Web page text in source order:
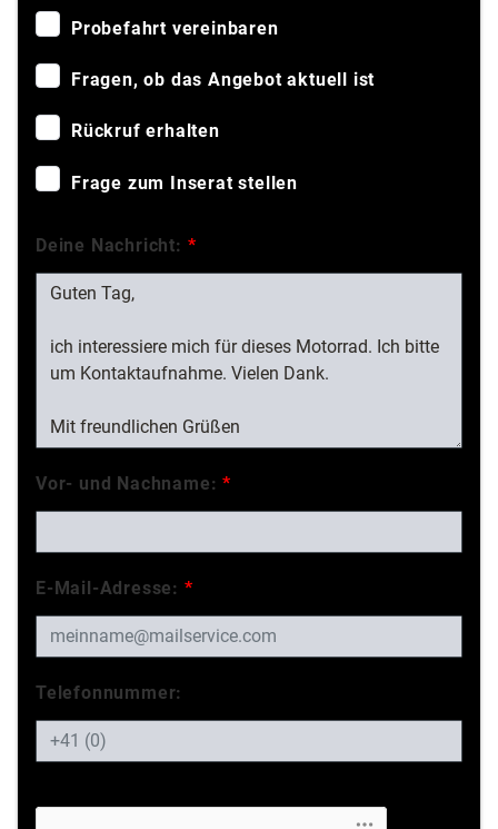
Probefahrt vereinbaren
Fragen, ob das Angebot aktuell ist
Rückruf erhalten
Frage zum Inserat stellen
Deine Nachricht: *
Vor- und Nachname:*
E-Mail-Adresse: *
Telefonnummer: